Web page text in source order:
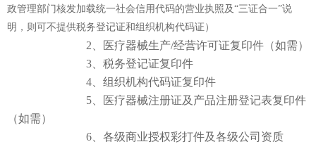
药物临床试验机构 药物临床试验机构 药物临床试验伦理委员会
图书馆 知网数据库
政管理部门核发加载统一社会信用代码的营业执照及“三证合一”说
明，则可不提供税务登记证和组织机构代码证）
2、医疗器械生产/经营许可证复印件（如需）
3、税务登记证复印件
4、组织机构代码证复印件
5、医疗器械注册证及产品注册登记表复印件
（如需）
6、各级商业授权彩打件及各级公司资质